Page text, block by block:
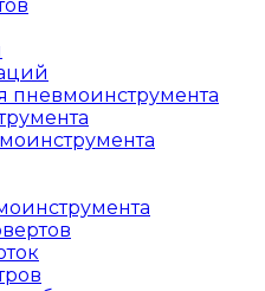
пневмоинструмента